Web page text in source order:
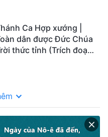
Ca Hợp xướng |
dân được Đức Chúa
thức tỉnh (Trích đoạn